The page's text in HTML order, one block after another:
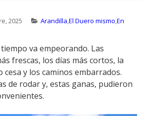
2025 Arandilla,El Duero mismo,En
va empeorando. Las
frescas, los días más cortos, la
cesa y los caminos embarrados.
de rodar y, estas ganas, pudieron